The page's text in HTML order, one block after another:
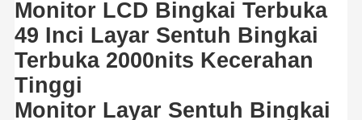
Monitor LCD Bingkai Terbuka
49 Inci Layar Sentuh Bingkai
Terbuka 2000nits Kecerahan
Tinggi
Monitor Layar Sentuh Bingkai